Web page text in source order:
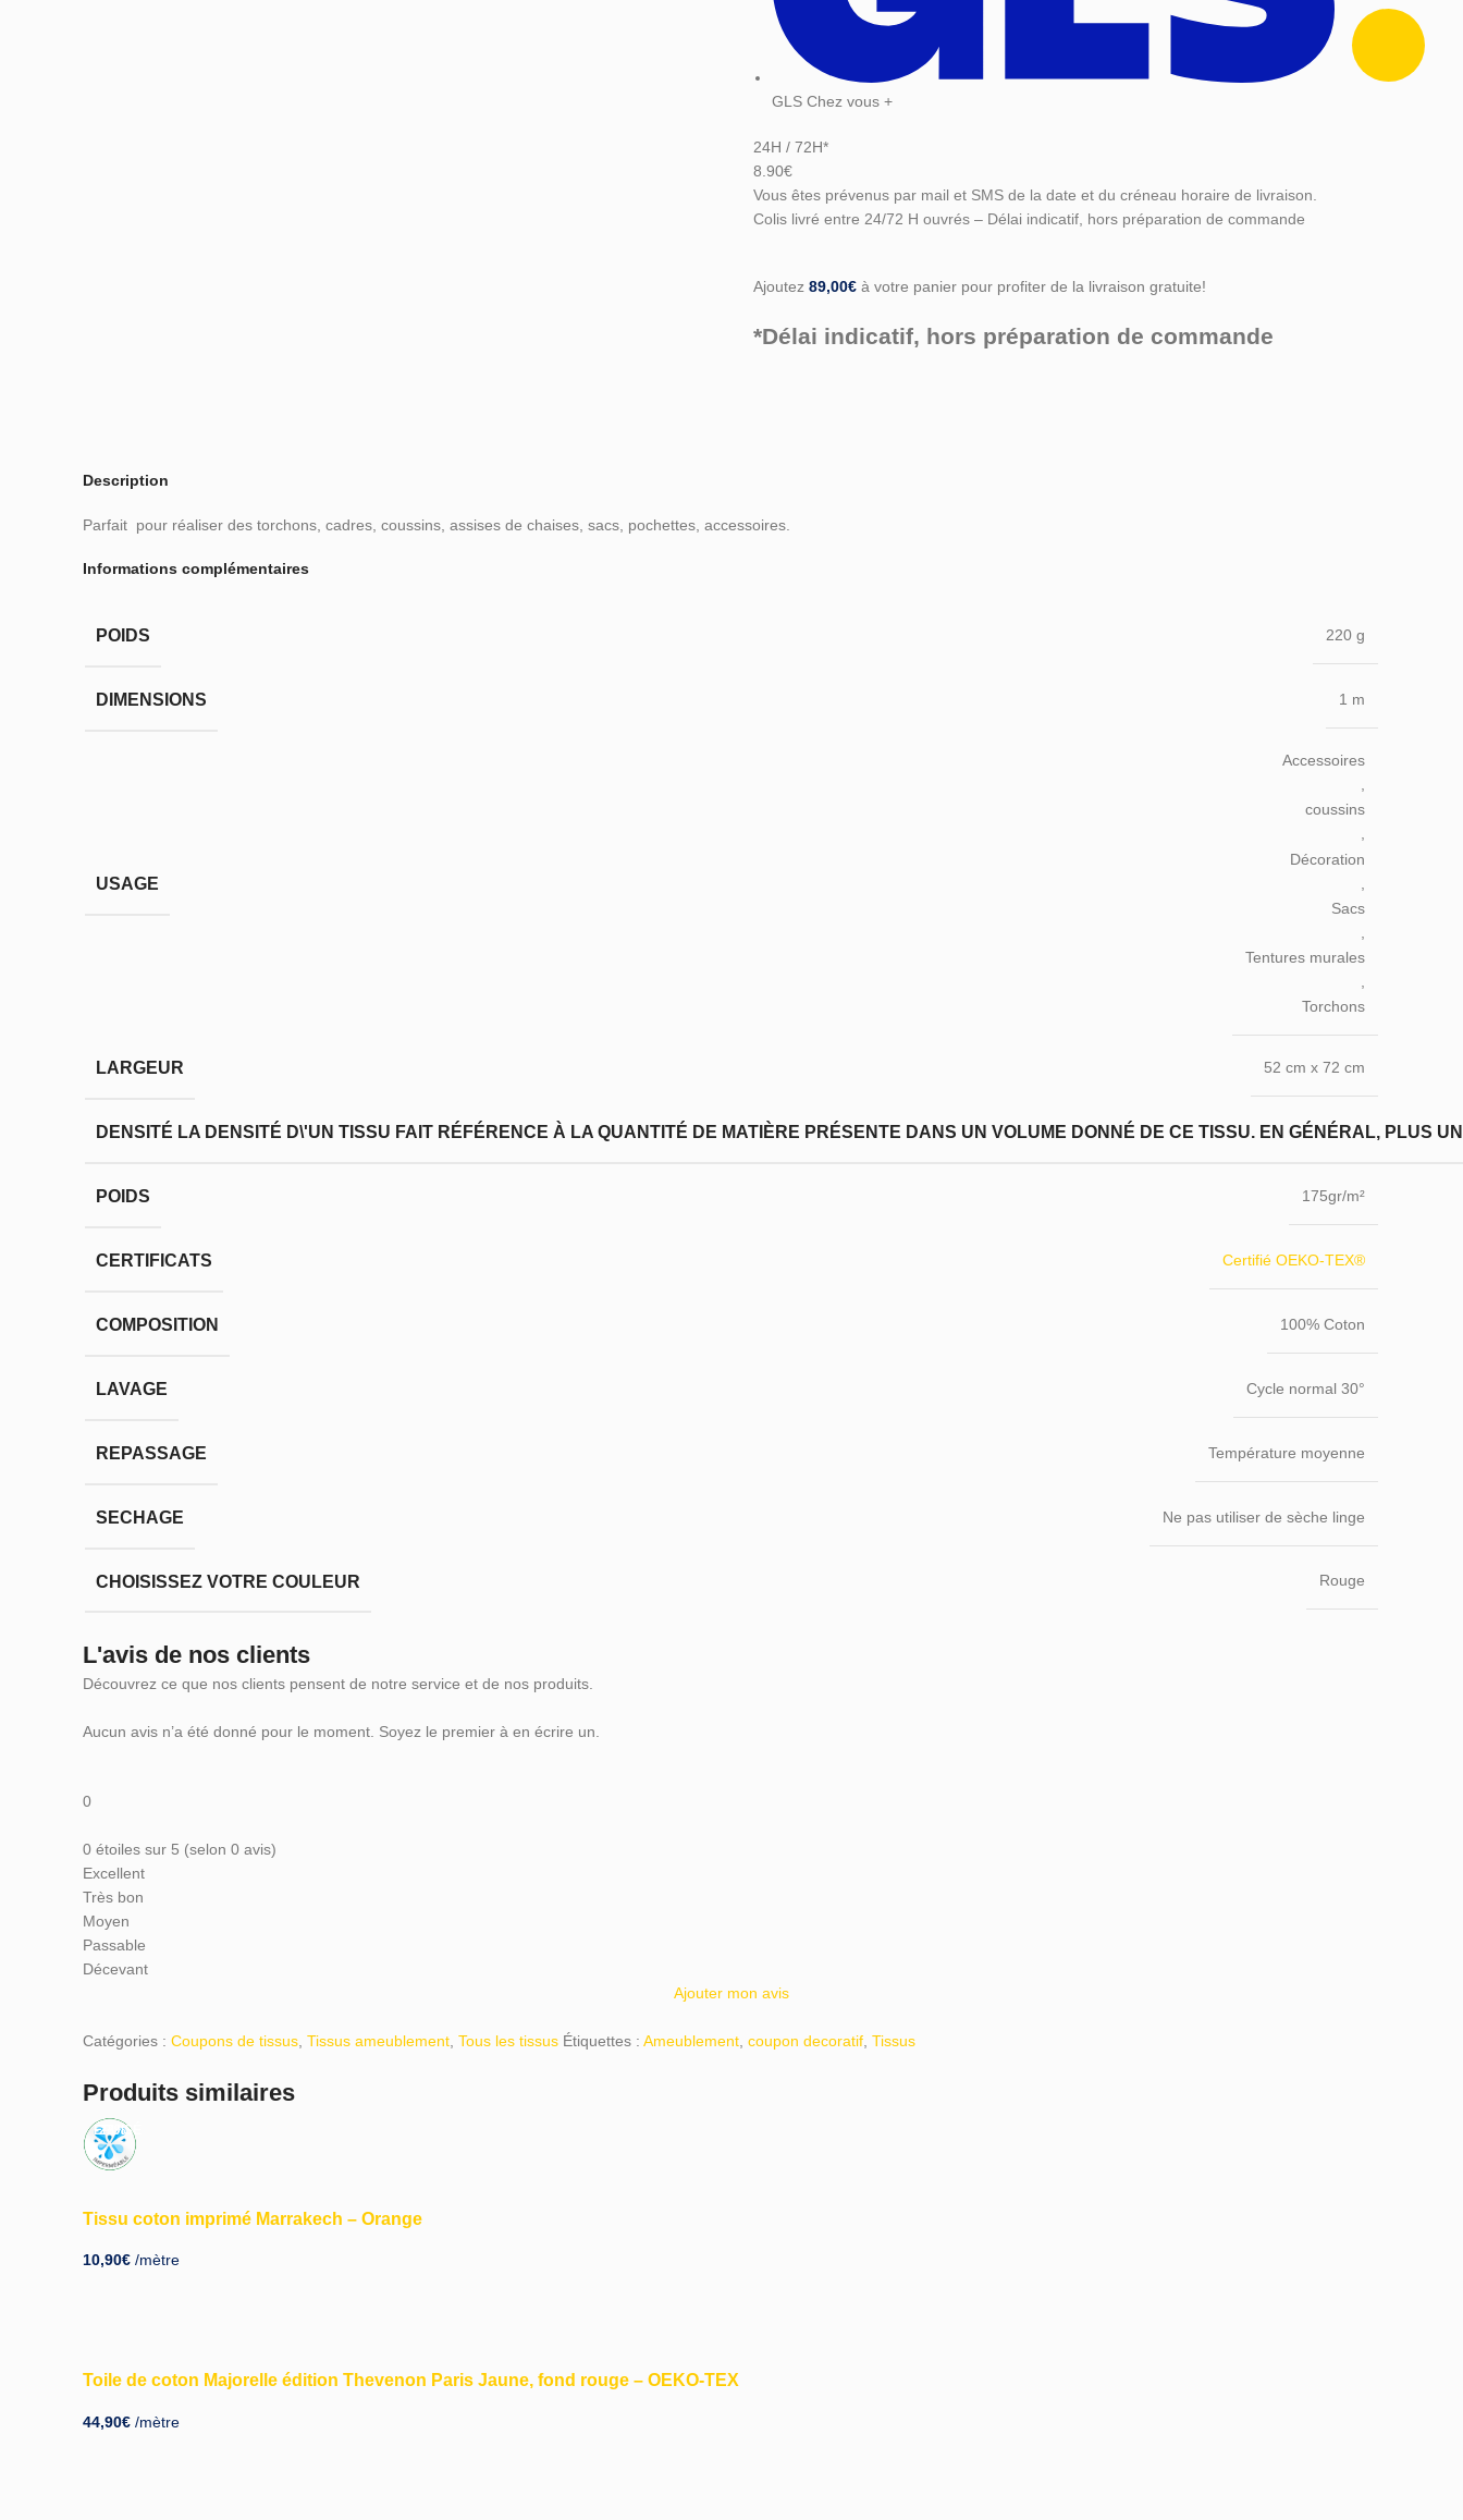
GLS Chez vous +
24H / 72H*
8.90€
Vous êtes prévenus par mail et SMS de la date et du créneau horaire de livraison.
Colis livré entre 24/72 H ouvrés – Délai indicatif, hors préparation de commande
Ajoutez 89,00€ à votre panier pour profiter de la livraison gratuite!
*Délai indicatif, hors préparation de commande
Description
Parfait pour réaliser des torchons, cadres, coussins, assises de chaises, sacs, pochettes, accessoires.
Informations complémentaires
POIDS 220 g
DIMENSIONS 1 m
USAGE
Accessoires
coussins
,
Décoration
Sacs
Tentures murales
Torchons
LARGEUR 52 cm x 72 cm
DENSITÉ LA DENSITÉ D\'UN TISSU FAIT RÉFÉRENCE À LA QUANTITÉ DE MATIÈRE PRÉSENTE DANS UN VOLUME DONNÉ DE CE TISSU. EN GÉNÉRAL, PLUS
POIDS 175gr/m²
CERTIFICATS Certifié OEKO-TEX®
COMPOSITION 100% Coton
LAVAGE Cycle normal 30°
REPASSAGE Température moyenne
SECHAGE Ne pas utiliser de sèche linge
CHOISISSEZ VOTRE COULEUR Rouge
L'avis de nos clients
Découvrez ce que nos clients pensent de notre service et de nos produits.
Aucun avis n’a été donné pour le moment. Soyez le premier à en écrire un.
0
0 étoiles sur 5 (selon 0 avis)
Excellent
Très bon
Moyen
Passable
Décevant
Ajouter mon avis
Catégories : Coupons de tissus Tissus ameublement Tous les tissus Étiquettes : Ameublement coupon decoratif Tissus
Produits similaires
Tissu coton imprimé Marrakech – Orange
10,90€ /mètre
Toile de coton Majorelle édition Thevenon Paris Jaune, fond rouge – OEKO-TEX
44,90€ /mètre
ÉPUISÉ
-22%